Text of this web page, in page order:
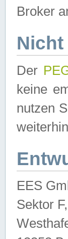
Broker
Der
keine
nutzen
EES
Sektor